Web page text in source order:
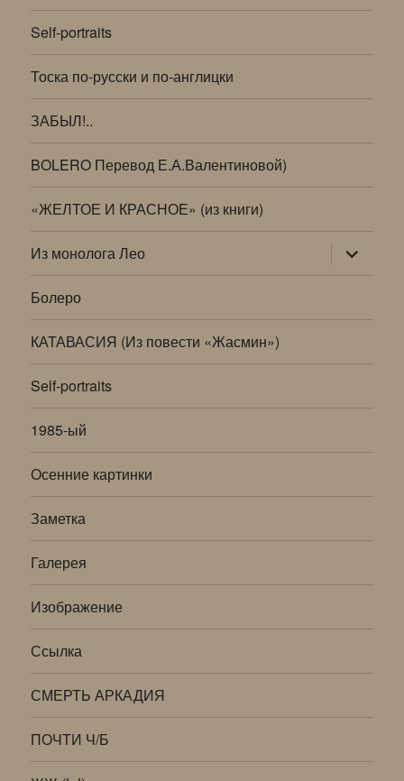
Self-portraits
Тоска по-русски и по-англицки
ЗАБЫЛ!..
BOLERO Перевод Е.А.Валентиновой)
«ЖЕЛТОЕ И КРАСНОЕ» (из книги)
Из монолога Лео раскрыть
дочернее
меню
Болеро
КАТАВАСИЯ (Из повести «Жасмин»)
Self-portraits
1985-ый
Осенние картинки
Заметка
Галерея
Изображение
Ссылка
СМЕРТЬ АРКАДИЯ
ПОЧТИ Ч/Б